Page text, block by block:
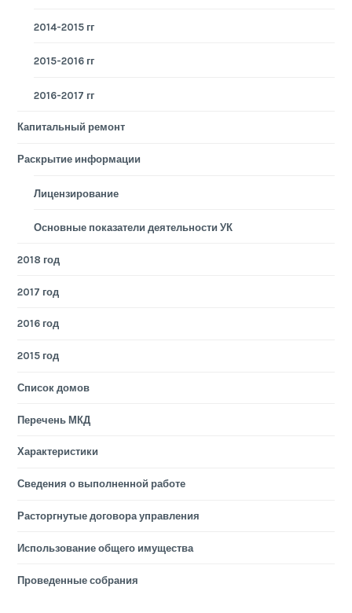
2014-2015 гг
2015-2016 гг
2016-2017 гг
Капитальный ремонт
Раскрытие информации
Лицензирование
Основные показатели деятельности УК
2018 год
2017 год
2016 год
2015 год
Список домов
Перечень МКД
Характеристики
Сведения о выполненной работе
Расторгнутые договора управления
Использование общего имущества
Проведенные собрания